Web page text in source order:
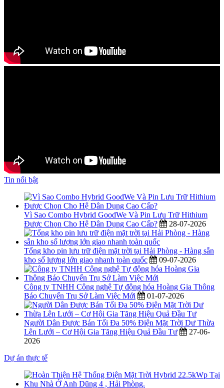
Tin nổi bật
Vì Sao Combo Hybrid GoodWe Và Pin Lưu Trữ Hithium
Được Chọn Cho Hệ Dân Dụng Cao Cấp?
28-07-2026
Tổng kho pin lưu trữ điện mặt trời tại Hải Phòng - Hàng sẵn
kho số lượng lớn giao nhanh toàn quốc
09-07-2026
Công ty TNHH Công nghệ Tự động hóa Hoàng Gia Thông
Báo Chuyển Trụ Sở Làm Việc Mới
01-07-2026
Người Dân Được Bán Tối Đa 50% Điện Mặt Trời Dư Thừa
Lên Lưới – Cơ Hội Gia Tăng Hiệu Quả Đầu Tư
27-06-
2026
Dự án thực tế